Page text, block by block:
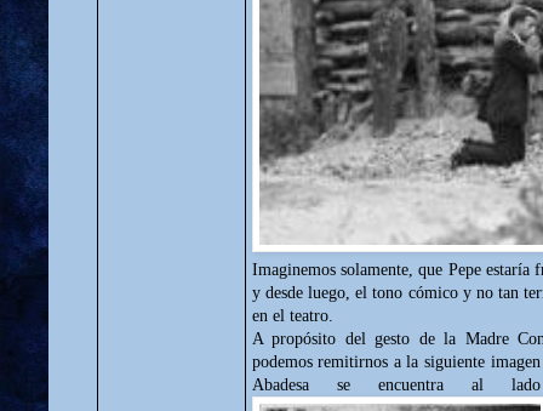
Imaginemos solamente, que Pepe
y desde luego, el tono cómico y no tan
en el teatro.
A propósito del gesto de la Madre
podemos remitirnos a la siguiente
Abadesa se encuentra al